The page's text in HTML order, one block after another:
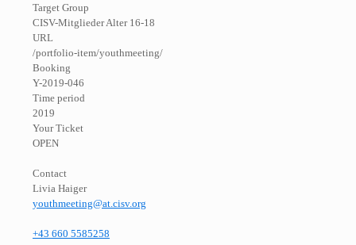
Target Group
CISV-Mitglieder Alter 16-18
URL
/portfolio-item/youthmeeting/
Booking
Y-2019-046
Time period
2019
Your Ticket
OPEN
Contact
Livia Haiger
youthmeeting@at.cisv.org
+43 660 5585258